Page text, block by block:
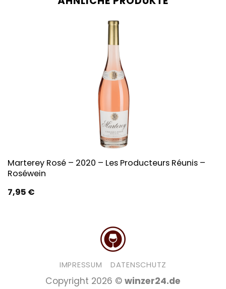
Marterey Rosé – 2020 – Les Producteurs Réunis –
Roséwein
7,95 €
IMPRESSUM DATENSCHUTZ
Copyright 2026 © winzer24.de